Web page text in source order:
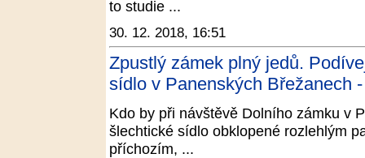
to studie ...
30. 12. 2018, 16:51
Zpustlý zámek plný jedů.
sídlo v Panenských Břežanech
Kdo by při návštěvě Dolního zámku v
šlechtické sídlo obklopené rozlehlým
příchozím, ...